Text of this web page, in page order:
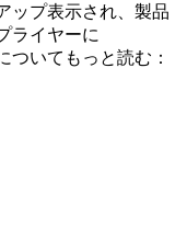
ップ表示され、製品
ライヤーに
ついてもっと読む：